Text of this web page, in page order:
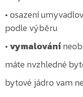
• osazení
podle výběru
•vymalování
máte nvzhledné
bytové jádro vam